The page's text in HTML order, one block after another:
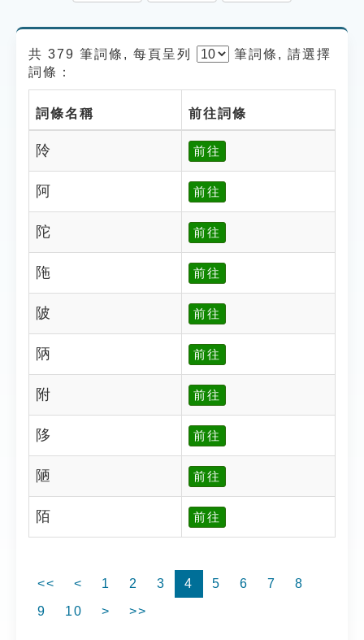
貓頭鷹博士
共 379 筆詞條, 每頁呈列 筆詞條, 請選擇
詞條：
詞條名稱 前往詞條
阾 前往
阿 前往
陀 前往
陁 前往
陂 前往
陃 前往
附 前往
陊 前往
陋 前往
陌 前往
<< < 1 2 3 4 5 6 7
8
9
10 > >>